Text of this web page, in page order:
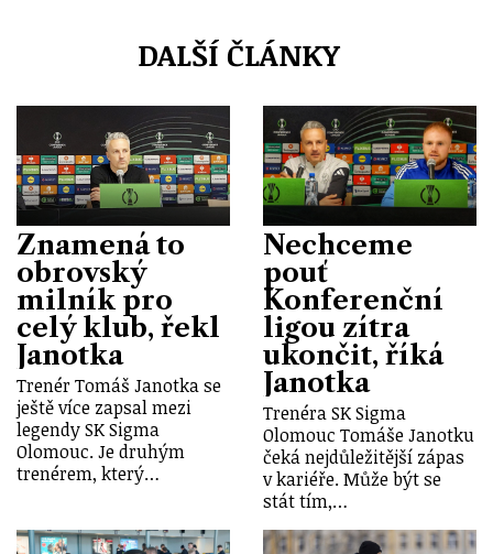
DALŠÍ ČLÁNKY
Znamená to
obrovský
milník pro
celý klub, řekl
Janotka
Trenér Tomáš Janotka se
ještě více zapsal mezi
legendy SK Sigma
Olomouc. Je druhým
trenérem, který…
Nechceme
pouť
Konferenční
ligou zítra
ukončit, říká
Janotka
Trenéra SK Sigma
Olomouc Tomáše Janotku
čeká nejdůležitější zápas
v kariéře. Může být se
stát tím,…